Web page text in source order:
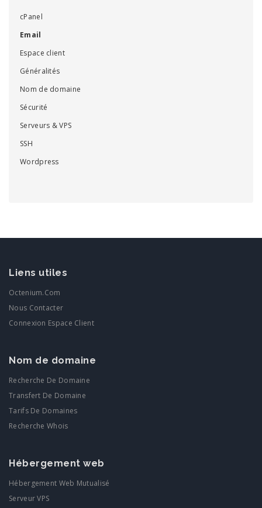
cPanel
Email
Espace client
Généralités
Nom de domaine
Sécurité
Serveurs & VPS
SSH
Wordpress
Liens utiles
Octenium.com
Nous Contacter
Connexion Espace Client
Nom de domaine
Recherche De Domaine
Transfert De Domaine
Tarifs De Domaines
Recherche Whois
Hébergement web
Hébergement Web Mutualisé
Serveur VPS